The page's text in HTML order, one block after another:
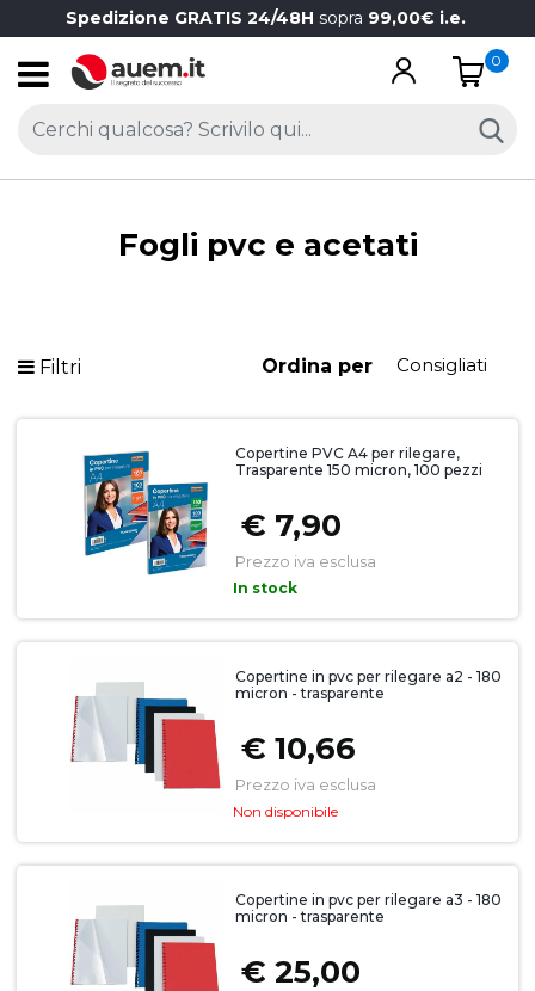
Spedizione GRATIS 24/48H sopra 99,00€ i.e.
Open
0
Fogli pvc e acetati
Filtri Ordina per
Copertine PVC A4 per rilegare,
Trasparente 150 micron, 100 pezzi
€ 7,90
Prezzo iva esclusa
In stock
Copertine in pvc per rilegare a2 - 180
micron - trasparente
€ 10,66
Prezzo iva esclusa
Non disponibile
Copertine in pvc per rilegare a3 - 180
micron - trasparente
€ 25,00